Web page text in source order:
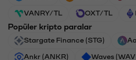
VANRY/TL OXT/TL
Popüler kripto paralar
Stargate Finance (STG)
Ankr (ANKR) Waves